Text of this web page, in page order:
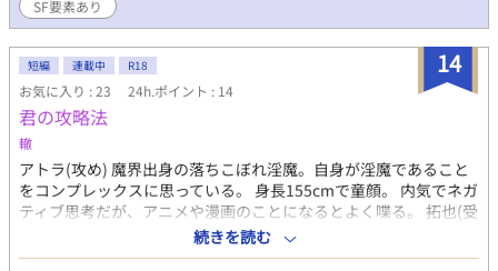
う）主治医 年齢：30代後半 身長：175cm 茶色い短髪 静月（し
づき）精神科医 年齢：30代前半 身長：185cm アッシュゴール
ドの長髪、後ろで縛っている 幻智（げんち）リハビリ、データ担
当 年齢：40代前半 身長：167cm 黒髪、短髪、メガネ
SF要素あり
14
短編 連載中 R18
お気に入り : 23 24h.ポイント : 14
君の攻略法
轍
アトラ(攻め) 魔界出身の落ちこぼれ淫魔。自身が淫魔であること
をコンプレックスに思っている。 身長155cmで童顔。 内気でネガ
ティブ思考だが、アニメや漫画のことになるとよく喋る。 拓也(受
け) 中古のゲームや漫画を取り扱うホビーショップを営む30歳。
身長186cmの美形で、シルバーの長髪とタトゥーがトレードマー
続きを読む